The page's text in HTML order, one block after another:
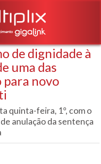
de dignidade à
uma das
para novo
quinta-feira, 1º, com o
anulação da sentença